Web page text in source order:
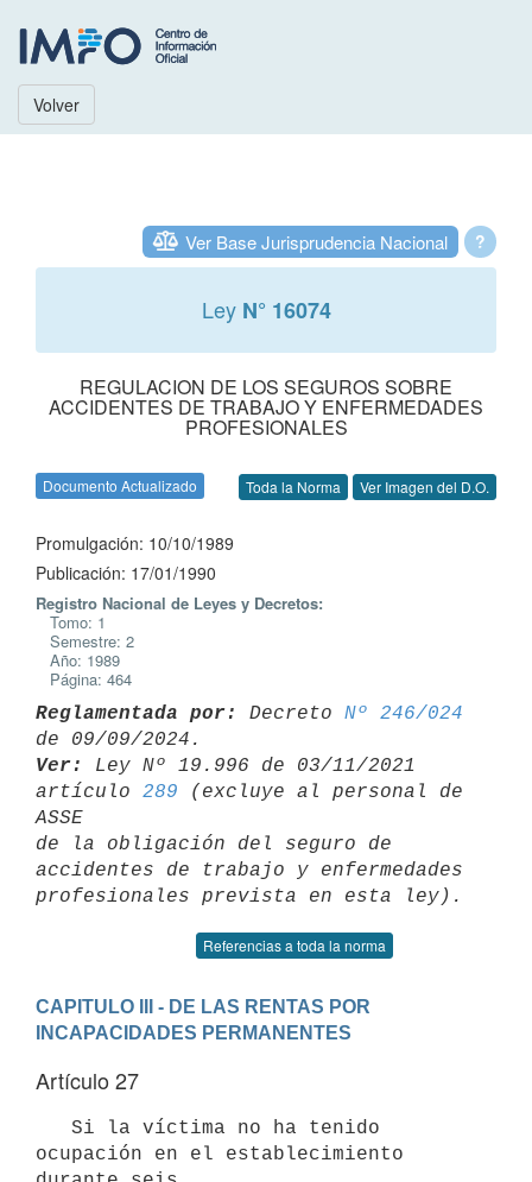
Volver
?
Ver Base Jurisprudencia Nacional
Ley N° 16074
REGULACION DE LOS SEGUROS SOBRE
ACCIDENTES DE TRABAJO Y ENFERMEDADES
PROFESIONALES
Documento Actualizado Toda la Norma Ver Imagen del D.O.
Promulgación: 10/10/1989
Publicación: 17/01/1990
Registro Nacional de Leyes y Decretos:
Tomo: 1
Semestre: 2
Año: 1989
Página: 464
Reglamentada por: Decreto Nº 246/024
Ver:
Ley Nº 19.996 de 03/11/2021
artículo 289 (excluye al personal de
ASSE
de la obligación del seguro de
accidentes de trabajo y enfermedades
Referencias a toda la norma
CAPITULO III - DE LAS RENTAS POR
INCAPACIDADES PERMANENTES
Artículo 27
ocupación en el establecimiento